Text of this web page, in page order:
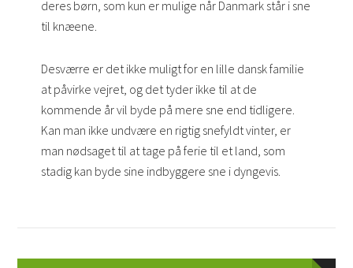
deres børn, som kun er mulige når Danmark står i sne
til knæene.
Desværre er det ikke muligt for en lille dansk familie
at påvirke vejret, og det tyder ikke til at de
kommende år vil byde på mere sne end tidligere.
Kan man ikke undvære en rigtig snefyldt vinter, er
man nødsaget til at tage på ferie til et land, som
stadig kan byde sine indbyggere sne i dyngevis.